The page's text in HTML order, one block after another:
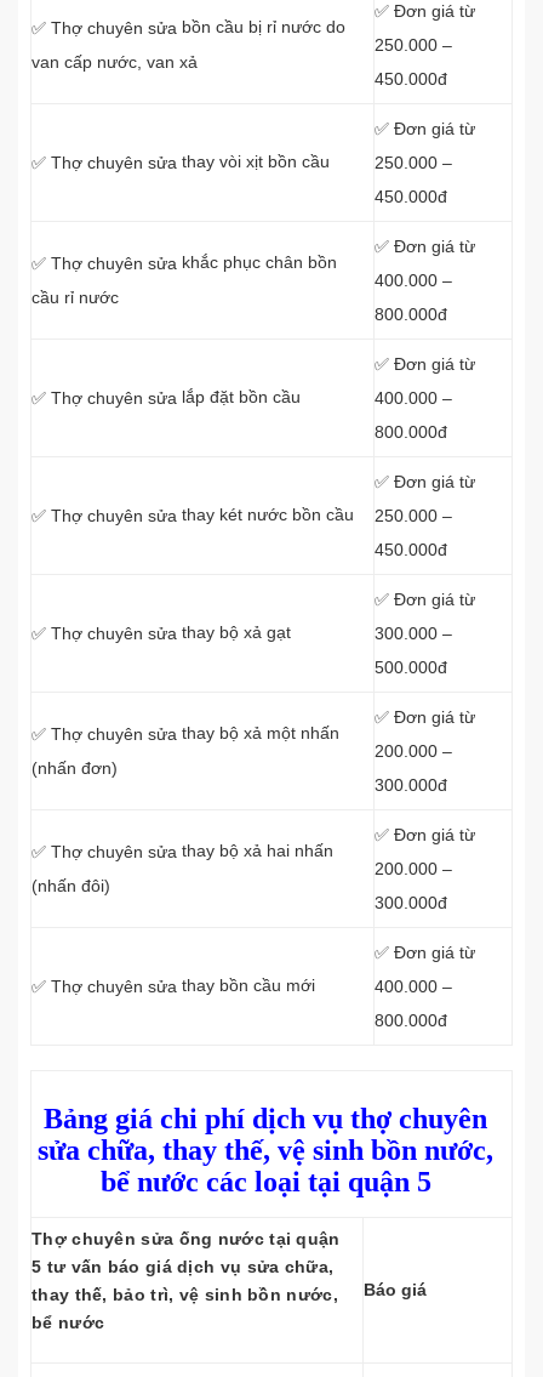
✅ Thợ chuyên sửa bồn cầu bị rỉ nước do
van cấp nước, van xả
✅ Đơn giá từ
250.000 –
450.000đ
✅ Thợ chuyên sửa thay vòi xịt bồn cầu
✅ Đơn giá từ
250.000 –
450.000đ
✅ Thợ chuyên sửa khắc phục chân bồn
cầu rỉ nước
✅ Đơn giá từ
400.000 –
800.000đ
✅ Thợ chuyên sửa lắp đặt bồn cầu
✅ Đơn giá từ
400.000 –
800.000đ
✅ Thợ chuyên sửa thay két nước bồn cầu
✅ Đơn giá từ
250.000 –
450.000đ
✅ Thợ chuyên sửa thay bộ xả gạt
✅ Đơn giá từ
300.000 –
500.000đ
✅ Thợ chuyên sửa thay bộ xả một nhấn
(nhấn đơn)
✅ Đơn giá từ
200.000 –
300.000đ
✅ Thợ chuyên sửa thay bộ xả hai nhấn
(nhấn đôi)
✅ Đơn giá từ
200.000 –
300.000đ
✅ Thợ chuyên sửa thay bồn cầu mới
✅ Đơn giá từ
400.000 –
800.000đ
Bảng giá chi phí dịch vụ thợ chuyên
sửa chữa, thay thế, vệ sinh bồn nước,
bể nước các loại tại quận 5
Thợ chuyên sửa ống nước tại quận
5 tư vấn báo giá dịch vụ sửa chữa,
thay thế, bảo trì, vệ sinh bồn nước,
bể nước
Báo giá